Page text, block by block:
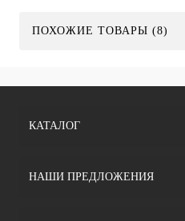
ПОХОЖИЕ ТОВАРЫ (8)
КАТАЛОГ
НАШИ ПРЕДЛОЖЕНИЯ